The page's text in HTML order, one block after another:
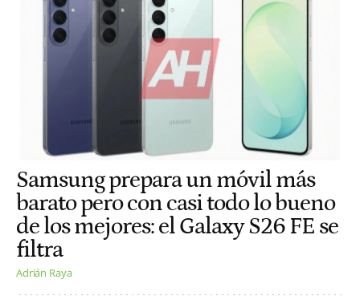
Samsung prepara un móvil más
barato pero con casi todo lo bueno
de los mejores: el Galaxy S26 FE se
filtra
Adrián Raya